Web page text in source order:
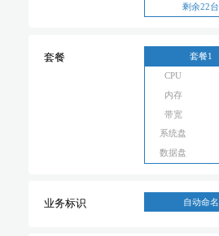
剩余22台
套餐 套餐1
CPU
内存
带宽
系统盘
数据盘
业务标识 自动命名